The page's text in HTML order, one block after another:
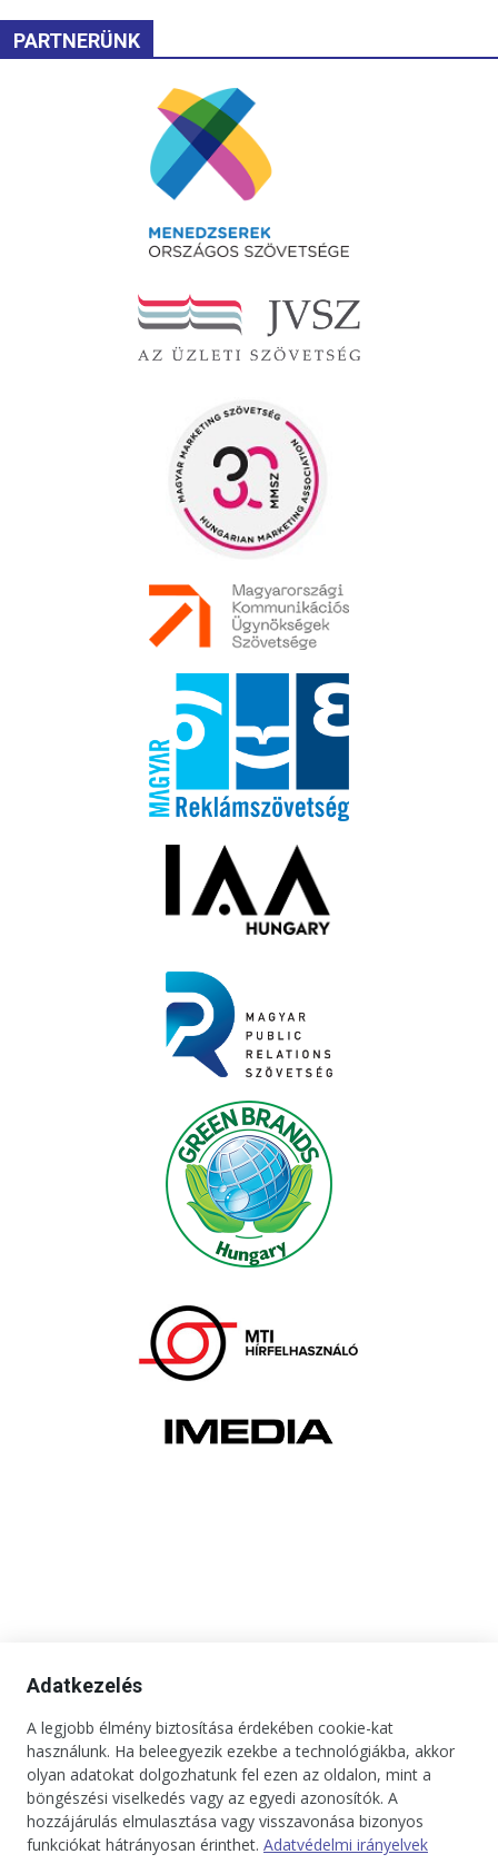
PARTNERÜNK
Adatkezelés
A legjobb élmény biztosítása érdekében cookie-kat
használunk. Ha beleegyezik ezekbe a technológiákba, akkor
olyan adatokat dolgozhatunk fel ezen az oldalon, mint a
böngészési viselkedés vagy az egyedi azonosítók. A
hozzájárulás elmulasztása vagy visszavonása bizonyos
funkciókat hátrányosan érinthet. Adatvédelmi irányelvek